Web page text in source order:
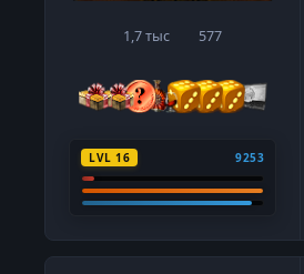
1,7 тыссообщения
577Репутация
LVL 16 9253